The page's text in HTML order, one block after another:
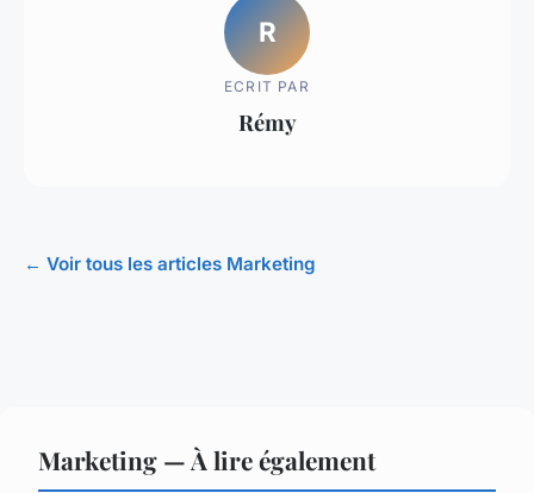
R
ECRIT PAR
Rémy
← Voir tous les articles Marketing
Marketing — À lire également